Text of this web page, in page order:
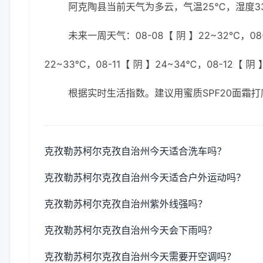
阿克陶县当前天气为多云，气温25℃，湿度
未来一周天气：08-08【 阴 】22~32℃，
22~33℃，08-11【 阴 】24~34℃，08-12【 阴
根据实时生活指数。建议用蜜质SPF20面霜打
克孜勒苏柯尔克孜自治州今天适合洗车吗？
克孜勒苏柯尔克孜自治州今天适合户外运动吗？
克孜勒苏柯尔克孜自治州紫外线强吗？
克孜勒苏柯尔克孜自治州今天会下雨吗？
克孜勒苏柯尔克孜自治州今天需要开空调吗？